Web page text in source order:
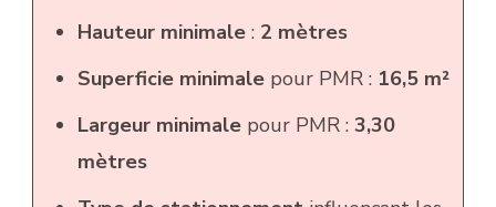
Hauteur minimale: 2 mètres
Superficie minimalepour PMR : 16,5 m²
Largeur minimalepour PMR : 3,30
mètres